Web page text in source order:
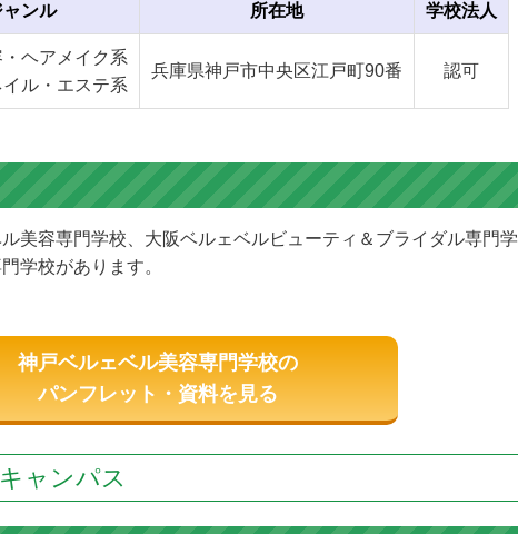
ャンル 所在地 学校法人
ヘアメイク系
イル・エステ系
兵庫県神戸市中央区江戸町90番 認可
美容専門学校、大阪ベルェベルビューティ＆ブライダル専門学
学校があります。
神戸ベルェベル美容専門学校の
パンフレット・資料を見る
ャンパス